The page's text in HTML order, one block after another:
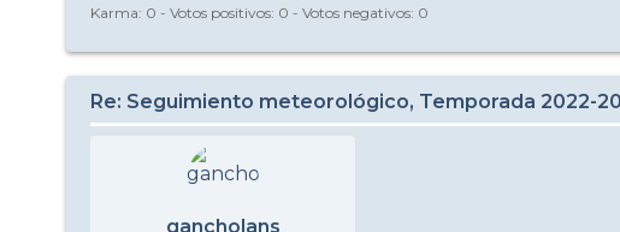
Karma: 0 - Votos positivos: 0 - Votos negativos: 0
Re: Seguimiento meteorológico, Temporada 2022-
gancholans